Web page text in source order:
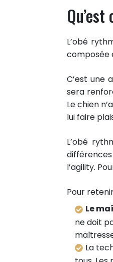
L’obé
composée
C’est une
sera
Le chien
lui faire
L’obé
différences
l’agility.
Pour
Le
ne doit
La